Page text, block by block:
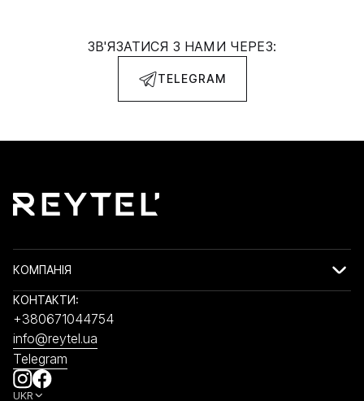
ЗВ'ЯЗАТИСЯ З НАМИ ЧЕРЕЗ:
TELEGRAM
КОМПАНІЯ
КОНТАКТИ:
+380671044754
info@reytel.ua
Telegram
UKR